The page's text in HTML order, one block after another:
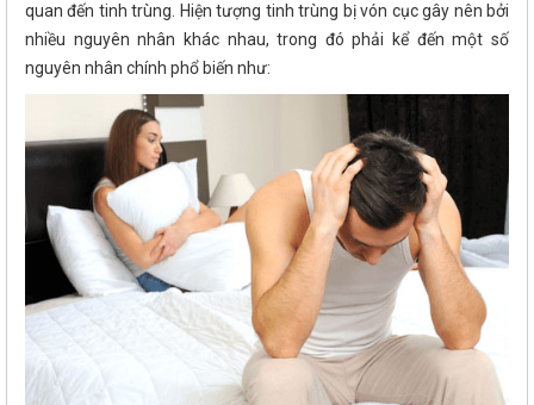
quan đến tinh trùng. Hiện tượng tinh trùng bị vón cục gây nên bởi
nhiều nguyên nhân khác nhau, trong đó phải kể đến một số
nguyên nhân chính phổ biến như: